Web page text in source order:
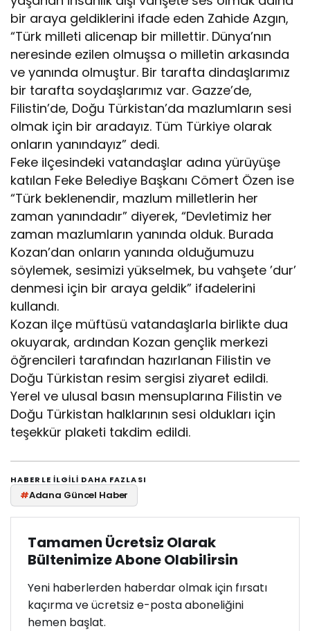
bir araya geldiklerini ifade eden Zahide Azgın,
“Türk milleti alicenap bir millettir. Dünya’nın
neresinde ezilen olmuşsa o milletin arkasında
ve yanında olmuştur. Bir tarafta dindaşlarımız
bir tarafta soydaşlarımız var. Gazze’de,
Filistin’de, Doğu Türkistan’da mazlumların sesi
olmak için bir aradayız. Tüm Türkiye olarak
onların yanındayız” dedi.
Feke ilçesindeki vatandaşlar adına yürüyüşe
katılan Feke Belediye Başkanı Cömert Özen ise
“Türk beklenendir, mazlum milletlerin her
zaman yanındadır” diyerek, “Devletimiz her
zaman mazlumların yanında olduk. Burada
Kozan’dan onların yanında olduğumuzu
söylemek, sesimizi yükselmek, bu vahşete ’dur’
denmesi için bir araya geldik” ifadelerini
kullandı.
Kozan ilçe müftüsü vatandaşlarla birlikte dua
okuyarak, ardından Kozan gençlik merkezi
öğrencileri tarafından hazırlanan Filistin ve
Doğu Türkistan resim sergisi ziyaret edildi.
Yerel ve ulusal basın mensuplarına Filistin ve
Doğu Türkistan halklarının sesi oldukları için
teşekkür plaketi takdim edildi.
HABERLE ILGILI DAHA FAZLASI
#Adana Güncel Haber
Tamamen Ücretsiz Olarak
Bültenimize Abone Olabilirsin
Yeni haberlerden haberdar olmak için fırsatı
kaçırma ve ücretsiz e-posta aboneliğini
hemen başlat.